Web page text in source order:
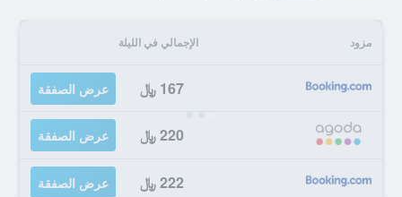
مزود الإجمالي في الليلة
167 ﷼ عرض الصفقة
220 ﷼ عرض الصفقة
222 ﷼ عرض الصفقة